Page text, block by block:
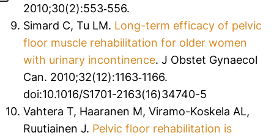
2010;30(2):553‐556.
Simard C, Tu LM. Long-term efficacy of pelvic
floor muscle rehabilitation for older women
with urinary incontinence. J Obstet Gynaecol
Can. 2010;32(12):1163‐1166.
doi:10.1016/S1701-2163(16)34740-5
Vahtera T, Haaranen M, Viramo-Koskela AL,
Ruutiainen J. Pelvic floor rehabilitation is